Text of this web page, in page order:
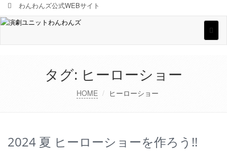
わんわんズ公式WEBサイト
タグ: ヒーローショー
HOME ヒーローショー
2024 夏 ヒーローショーを作ろう!!